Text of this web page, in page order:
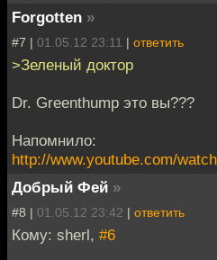
Forgotten »
#7 | 01.05.12 23:11 | ответить
>Зеленый доктор
Dr. Greenthump это вы???
Напомнило:
http://www.youtube.com/
Добрый Фей »
#8 | 01.05.12 23:42 | ответить
Кому: sherl, #6